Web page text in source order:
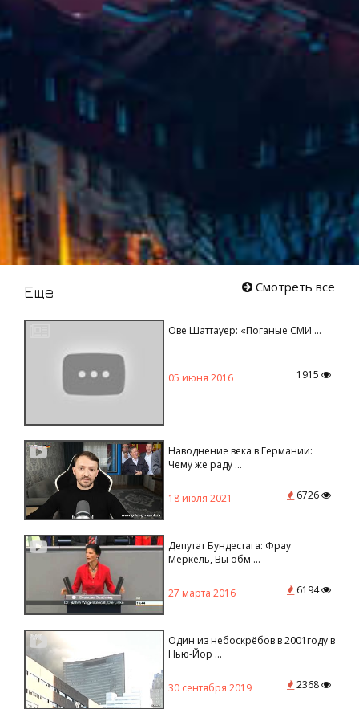
Еще Смотреть все
Ове Шаттауер: «Поганые СМИ ...
05 июня 2016 1915
Наводнение века в Германии:
Чему же раду ...
18 июля 2021 6726
Депутат Бундестага: Фрау
Меркель, Вы обм ...
27 марта 2016 6194
Один из небоскрёбов в 2001году в
Нью-Йор ...
30 сентября 2019 2368